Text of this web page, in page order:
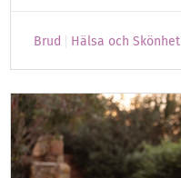
Brud Hälsa och Skönhet